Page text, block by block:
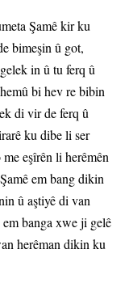
Şamê kir ku
bimeşin û got,
in û tu ferq û
bi hev re bibin
di vir de ferq û
ku dibe li ser
eşîrên li herêmên
em bang dikin
û aştiyê di van
banga xwe ji gelê
herêman dikin ku